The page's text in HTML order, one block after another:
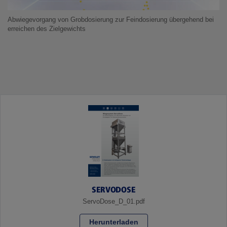
Abwiegevorgang von Grobdosierung zur Feindosierung übergehend bei
erreichen des Zielgewichts
SERVODOSE
ServoDose_D_01.pdf
Herunterladen